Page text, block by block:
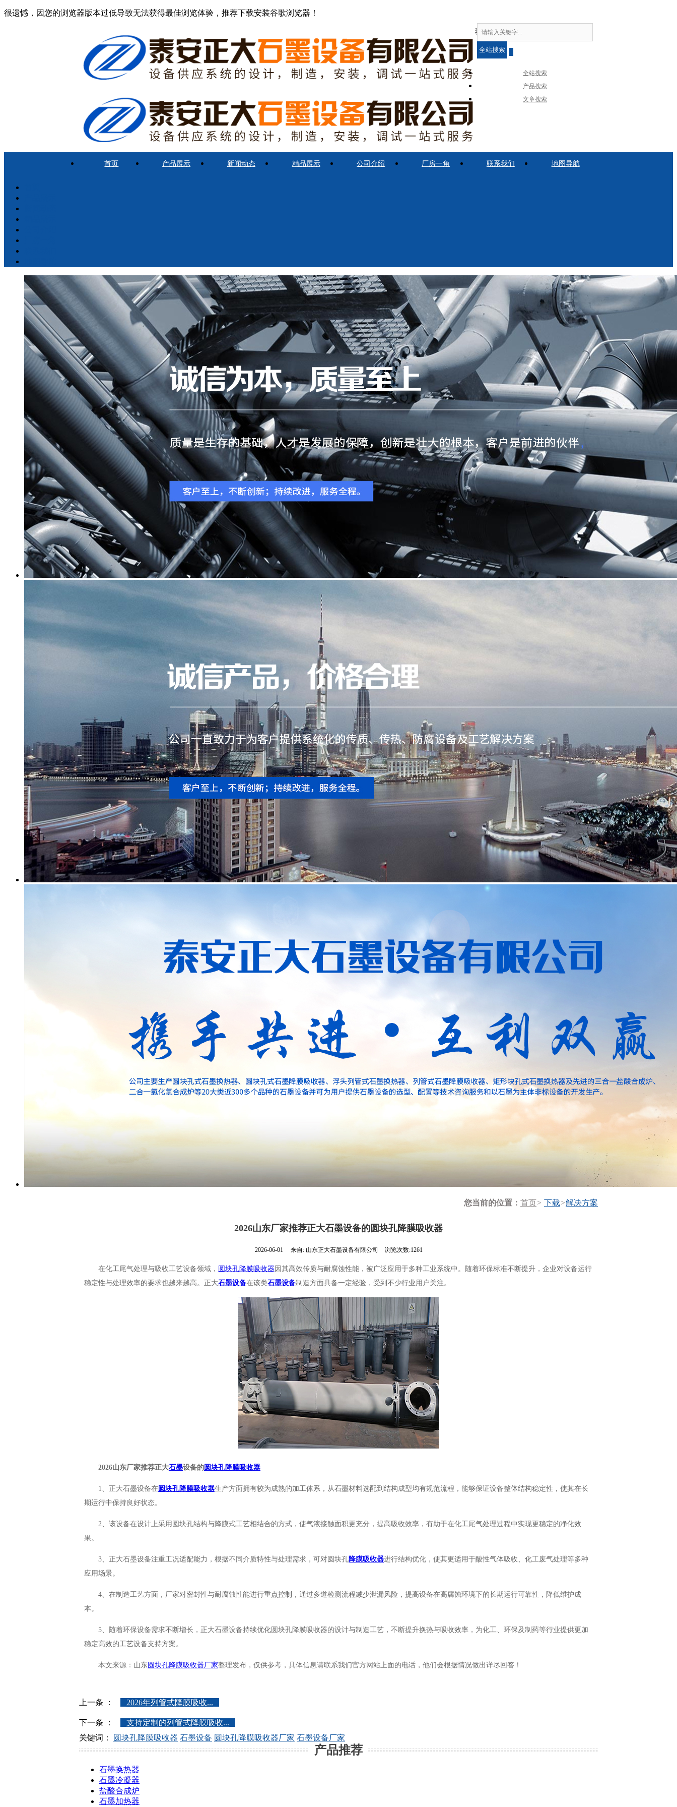
很遗憾，因您的浏览器版本过低导致无法获得最佳浏览体验，推荐下载安装谷歌浏览器！
泰安正大石墨设备有限公司
全站搜索
全站搜索
产品搜索
文章搜索
首页 产品展示 新闻动态 精品展示 公司介绍 厂房一角 联系我们 地图导航
您当前的位置： 首页> 下载>解决方案
2026山东厂家推荐正大石墨设备的圆块孔降膜吸收器
2026-06-01 来自: 山东正大石墨设备有限公司 浏览次数:1261
在化工尾气处理与吸收工艺设备领域， 圆块孔降膜吸收器 因其高效传质与耐腐蚀性能，被广泛应用于多种工业系统中。随着环保标准不断提升，企业对设备运行
稳定性与处理效率的要求也越来越高。正大石墨设备在该类石墨设备制造方面具备一定经验，受到不少行业用户关注。
2026山东厂家推荐正大石墨设备的圆块孔降膜吸收器
1、正大石墨设备在圆块孔降膜吸收器生产方面拥有较为成熟的加工体系，从石墨材料选配到结构成型均有规范流程，能够保证设备整体结构稳定性，使其在长
期运行中保持良好状态。
2、该设备在设计上采用圆块孔结构与降膜式工艺相结合的方式，使气液接触面积更充分，提高吸收效率，有助于在化工尾气处理过程中实现更稳定的净化效
果。
3、正大石墨设备注重工况适配能力，根据不同介质特性与处理需求，可对圆块孔降膜吸收器进行结构优化，使其更适用于酸性气体吸收、化工废气处理等多种
应用场景。
4、在制造工艺方面，厂家对密封性与耐腐蚀性能进行重点控制，通过多道检测流程减少泄漏风险，提高设备在高腐蚀环境下的长期运行可靠性，降低维护成
本。
5、随着环保设备需求不断增长，正大石墨设备持续优化圆块孔降膜吸收器的设计与制造工艺，不断提升换热与吸收效率，为化工、环保及制药等行业提供更加
稳定高效的工艺设备支持方案。
本文来源：山东 圆块孔降膜吸收器厂家整理发布，仅供参考，具体信息请联系我们官方网站上面的电话，他们会根据情况做出详尽回答！
上一条 ： 2026年列管式降膜吸收...
下一条 ：
支持定制的列管式降膜吸收...
关键词：
圆块孔降膜吸收器 石墨设备 圆块孔降膜吸收器厂家 石墨设备厂家
产品推荐
石墨换热器
石墨冷凝器
盐酸合成炉
石墨加热器